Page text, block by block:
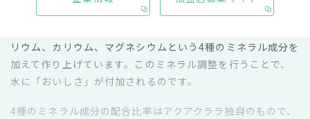
アクアクララのお水は、限りなく純水に近い水（「RO膜（逆
リウム、カリウム、マグネシウムという4種のミネラル成分を
加えて作り上げています。このミネラル調整を行うことで、
水に「おいしさ」が付加されるのです。
4種のミネラル成分の配合比率はアクアクララ独自のもので、